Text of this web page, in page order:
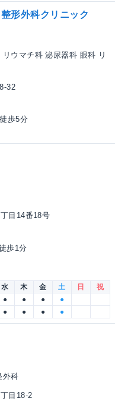
形外科クリニック
ウマチ科 泌尿器科 眼科 リ
32
歩5分
目14番18号
歩1分
水 木 金 土 日
祝
● ● ●
●
● ● ● ●
外科
目18-2